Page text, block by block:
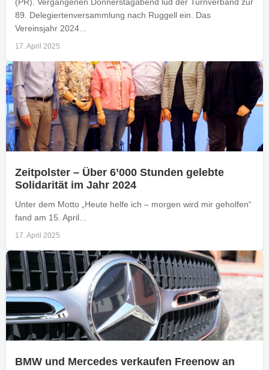
89. Delegiertenversammlung nach Ruggell ein. Das
Vereinsjahr 2024...
17. April 2025
Zeitpolster – Über 6’000 Stunden gelebte
Solidarität im Jahr 2024
Unter dem Motto „Heute helfe ich – morgen wird mir geholfen“
fand am 15. April...
17. April 2025
BMW und Mercedes verkaufen Freenow an